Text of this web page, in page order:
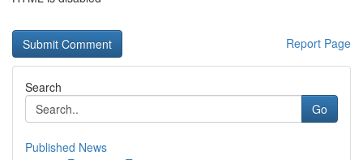
Report Page
Search
Go
Published News